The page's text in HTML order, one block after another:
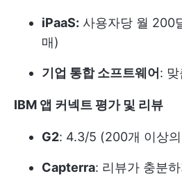
iPaaS: 사용자당 월 200
매)
기업 통합 소프트웨어 :
IBM 앱 커넥트 평가 및 리뷰
G2: 4.3/5 (200개 이상
Capterra: 리뷰가 충분